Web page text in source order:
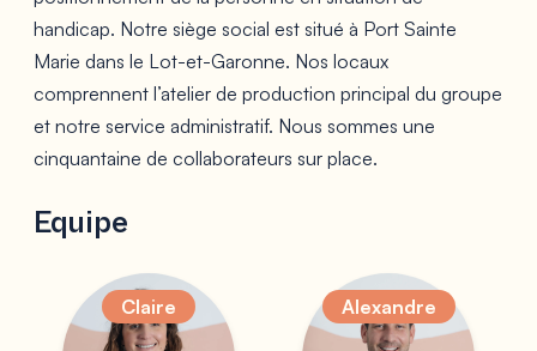
handicap. Notre siège social est situé à Port Sainte
Marie dans le Lot-et-Garonne. Nos locaux
comprennent l’atelier de production principal du groupe
et notre service administratif. Nous sommes une
cinquantaine de collaborateurs sur place.
Equipe
Claire Alexandre